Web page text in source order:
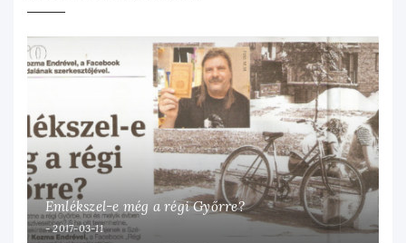
Emlékszel-e még a régi Győrre?
2017-03-11